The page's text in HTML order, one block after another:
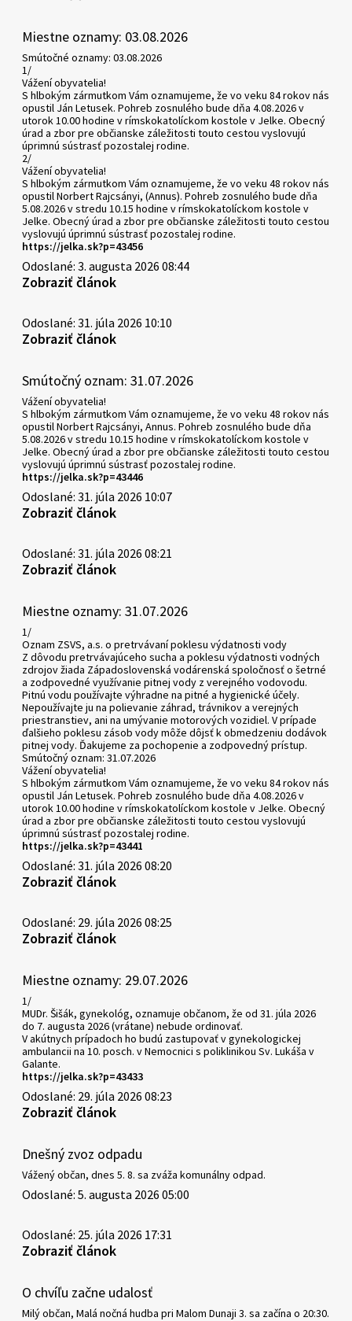
Miestne oznamy: 03.08.2026
Smútočné oznamy: 03.08.2026
1/
Vážení obyvatelia!
S hlbokým zármutkom Vám oznamujeme, že vo veku 84 rokov nás
opustil Ján Letusek. Pohreb zosnulého bude dňa 4.08.2026 v
utorok 10.00 hodine v rímskokatolíckom kostole v Jelke. Obecný
úrad a zbor pre občianske záležitosti touto cestou vyslovujú
úprimnú sústrasť pozostalej rodine.
2/
Vážení obyvatelia!
S hlbokým zármutkom Vám oznamujeme, že vo veku 48 rokov nás
opustil Norbert Rajcsányi, (Annus). Pohreb zosnulého bude dňa
5.08.2026 v stredu 10.15 hodine v rímskokatolíckom kostole v
Jelke. Obecný úrad a zbor pre občianske záležitosti touto cestou
vyslovujú úprimnú sústrasť pozostalej rodine.
https://jelka.sk?p=43456
Odoslané: 3. augusta 2026 08:44
Zobraziť článok
Odoslané: 31. júla 2026 10:10
Zobraziť článok
Smútočný oznam: 31.07.2026
Vážení obyvatelia!
S hlbokým zármutkom Vám oznamujeme, že vo veku 48 rokov nás
opustil Norbert Rajcsányi, Annus. Pohreb zosnulého bude dňa
5.08.2026 v stredu 10.15 hodine v rímskokatolíckom kostole v
Jelke. Obecný úrad a zbor pre občianske záležitosti touto cestou
vyslovujú úprimnú sústrasť pozostalej rodine.
https://jelka.sk?p=43446
Odoslané: 31. júla 2026 10:07
Zobraziť článok
Odoslané: 31. júla 2026 08:21
Zobraziť článok
Miestne oznamy: 31.07.2026
1/
Oznam ZSVS, a.s. o pretrvávaní poklesu výdatnosti vody
Z dôvodu pretrvávajúceho sucha a poklesu výdatnosti vodných
zdrojov žiada Západoslovenská vodárenská spoločnosť o šetrné
a zodpovedné využívanie pitnej vody z verejného vodovodu.
Pitnú vodu používajte výhradne na pitné a hygienické účely.
Nepoužívajte ju na polievanie záhrad, trávnikov a verejných
priestranstiev, ani na umývanie motorových vozidiel. V prípade
ďalšieho poklesu zásob vody môže dôjsť k obmedzeniu dodávok
pitnej vody. Ďakujeme za pochopenie a zodpovedný prístup.
Smútočný oznam: 31.07.2026
Vážení obyvatelia!
S hlbokým zármutkom Vám oznamujeme, že vo veku 84 rokov nás
opustil Ján Letusek. Pohreb zosnulého bude dňa 4.08.2026 v
utorok 10.00 hodine v rímskokatolíckom kostole v Jelke. Obecný
úrad a zbor pre občianske záležitosti touto cestou vyslovujú
úprimnú sústrasť pozostalej rodine.
https://jelka.sk?p=43441
Odoslané: 31. júla 2026 08:20
Zobraziť článok
Odoslané: 29. júla 2026 08:25
Zobraziť článok
Miestne oznamy: 29.07.2026
1/
MUDr. Šišák, gynekológ, oznamuje občanom, že od 31. júla 2026
do 7. augusta 2026 (vrátane) nebude ordinovať.
V akútnych prípadoch ho budú zastupovať v gynekologickej
ambulancii na 10. posch. v Nemocnici s poliklinikou Sv. Lukáša v
Galante.
https://jelka.sk?p=43433
Odoslané: 29. júla 2026 08:23
Zobraziť článok
Dnešný zvoz odpadu
Vážený občan, dnes 5. 8. sa zváža komunálny odpad.
Odoslané: 5. augusta 2026 05:00
Odoslané: 25. júla 2026 17:31
Zobraziť článok
O chvíľu začne udalosť
Milý občan, Malá nočná hudba pri Malom Dunaji 3. sa začína o 20:30.